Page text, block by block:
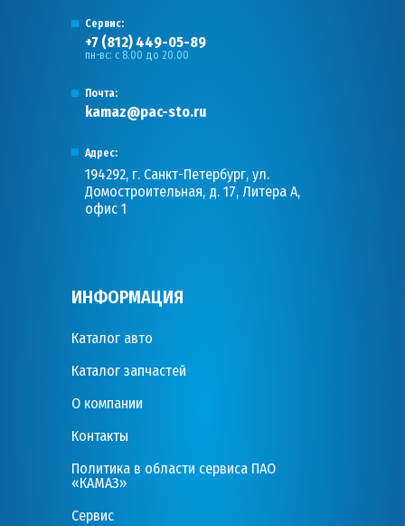
Сервис:
+7 (812) 449-05-89
пн-вс: с 8.00 до 20.00
Почта:
kamaz@pac-sto.ru
Адрес:
194292, г. Санкт-Петербург, ул.
Домостроительная, д. 17, Литера А,
офис 1
ИНФОРМАЦИЯ
Каталог авто
Каталог запчастей
О компании
Контакты
Политика в области сервиса ПАО
«КАМАЗ»
Сервис